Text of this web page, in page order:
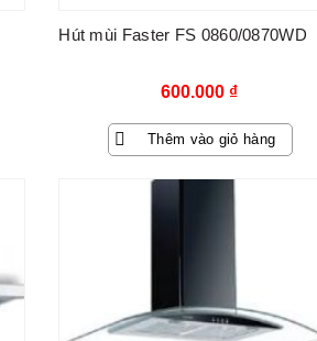
Hút mùi Faster FS 0860/0870WD
600.000 ₫
Thêm vào giỏ hàng